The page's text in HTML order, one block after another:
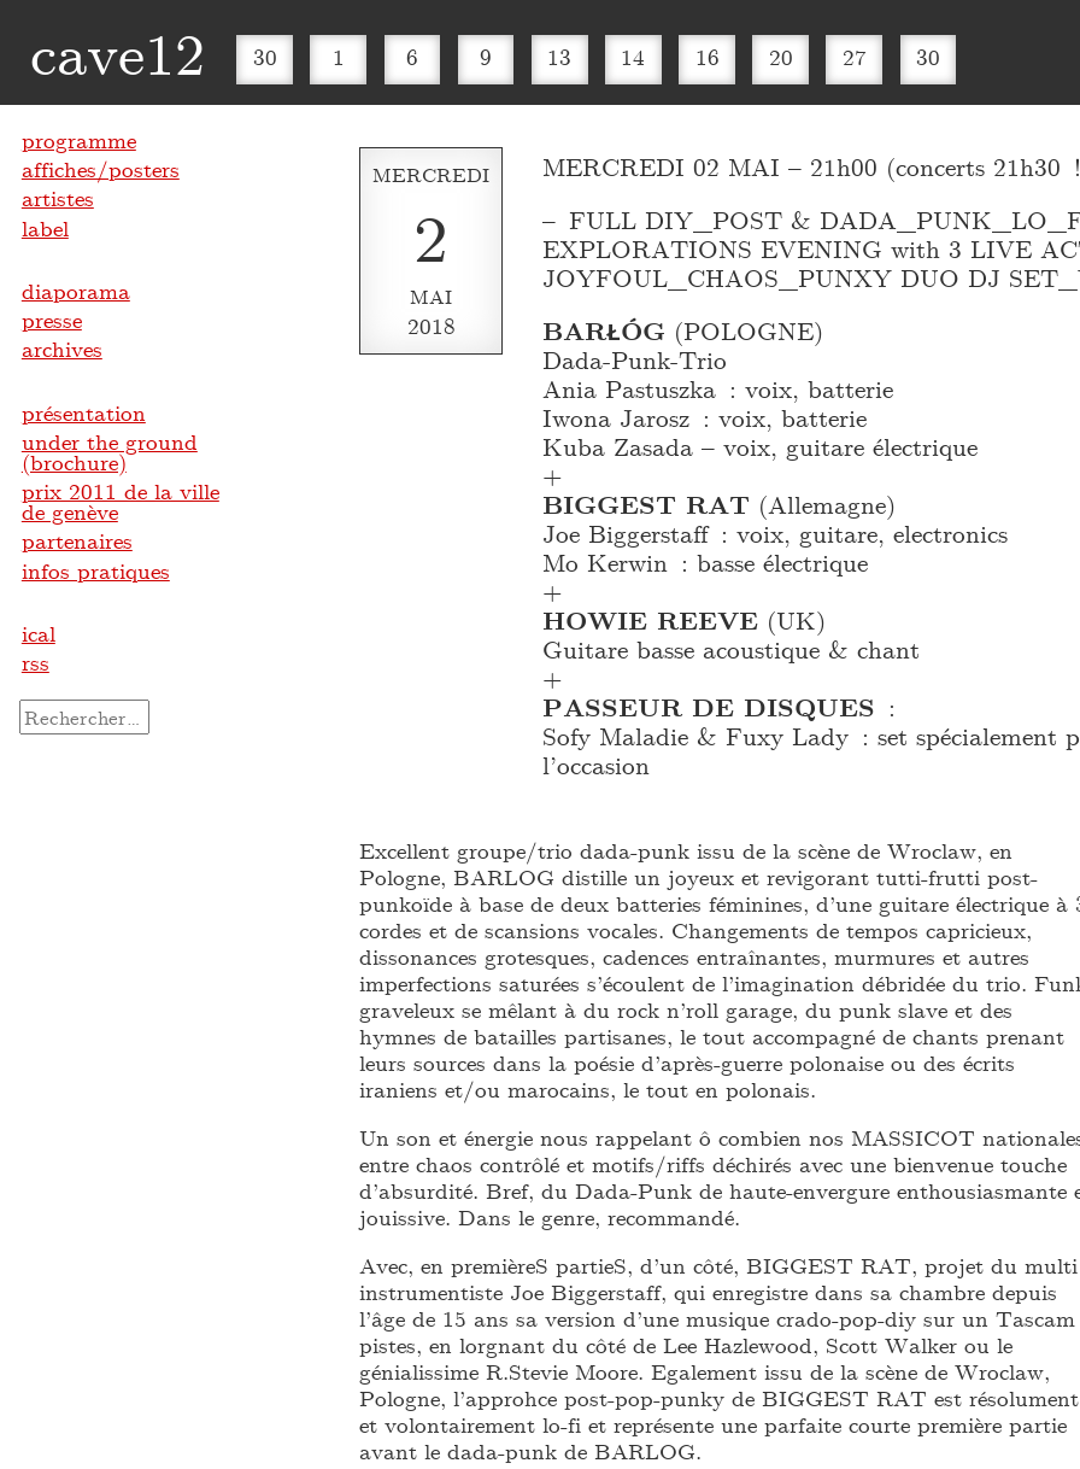
cave12 30 1 6 9 13 14 16 20 27 30
MERCREDI
2
MAI
2018
MERCREDI 02 MAI – 21h00 (concerts 21h30
– FULL DIY_ POST & DADA_ PUNK_ LO_
EXPLORATIONS EVENING with 3 LIVE
JOYFOUL_ CHAOS_ PUNXY DUO DJ SET_
BARŁÓG (POLOGNE)
Dada-Punk-Trio
Ania Pastuszka : voix, batterie
Iwona Jarosz : voix, batterie
Kuba Zasada – voix, guitare électrique
+
BIGGEST RAT (Allemagne)
Joe Biggerstaff : voix, guitare, electronics
Mo Kerwin : basse électrique
+
HOWIE REEVE (UK)
Guitare basse acoustique & chant
+
PASSEUR DE DISQUES :
Sofy Maladie & Fuxy Lady : set spécialement
l’occasion
Excellent groupe/trio dada-punk issu de la scène de Wroclaw, en
Pologne, BARLOG distille un joyeux et revigorant tutti-frutti post-
punkoïde à base de deux batteries féminines, d’une guitare électrique à
cordes et de scansions vocales. Changements de tempos capricieux,
dissonances grotesques, cadences entraînantes, murmures et autres
imperfections saturées s’écoulent de l’imagination débridée du trio.
graveleux se mêlant à du rock n’roll garage, du punk slave et des
hymnes de batailles partisanes, le tout accompagné de chants prenant
leurs sources dans la poésie d’après-guerre polonaise ou des écrits
iraniens et/ou marocains, le tout en polonais.
Un son et énergie nous rappelant ô combien nos MASSICOT
entre chaos contrôlé et motifs/riffs déchirés avec une bienvenue touche
d’absurdité. Bref, du Dada-Punk de haute-envergure enthousiasmante
jouissive. Dans le genre, recommandé.
Avec, en premièreS partieS, d’un côté, BIGGEST RAT, projet du multi
instrumentiste Joe Biggerstaff, qui enregistre dans sa chambre depuis
l’âge de 15 ans sa version d’une musique crado-pop-diy sur un
pistes, en lorgnant du côté de Lee Hazlewood, Scott Walker ou le
génialissime R.Stevie Moore. Egalement issu de la scène de Wroclaw,
Pologne, l’approhce post-pop-punky de BIGGEST RAT est résolument
et volontairement lo-fi et représente une parfaite courte première partie
avant le dada-punk de BARLOG.
programme
affiches/posters
artistes
label
diaporama
presse
archives
présentation
under the ground
(brochure)
prix 2011 de la ville
de genève
partenaires
infos pratiques
ical
rss
Rechercher :